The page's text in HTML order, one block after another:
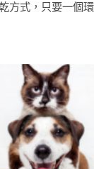
方式，只要一個